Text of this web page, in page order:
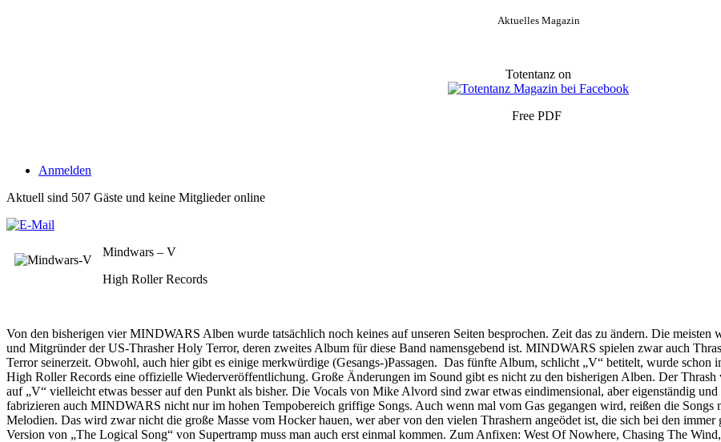
Aktuelles Magazin
Totentanz on
Free PDF
Anmelden
Aktuell sind 507 Gäste und keine Mitglieder online
Mindwars – V
High Roller Records
Von den bisherigen vier MINDWARS Alben wurde tatsächlich noch keines auf unseren Seiten besprochen. Zeit das zu ändern. Die
und Mitgründer der US-Thrasher Holy Terror, deren zweites Album für diese Band namensgebend ist. MINDWARS spielen zwar auch
Terror seinerzeit. Obwohl, auch hier gibt es einige merkwürdige (Gesangs-)Passagen. Das fünfte Album, schlicht „V“ betitelt, wurde schon
High Roller Records eine offizielle Wiederveröffentlichung. Große Änderungen im Sound gibt es nicht zu den bisherigen Alben. Der
auf „V“ vielleicht etwas besser auf den Punkt als bisher. Die Vocals von Mike Alvord sind zwar etwas eindimensional, aber eigenständig
fabrizieren auch MINDWARS nicht nur im hohen Tempobereich griffige Songs. Auch wenn mal vom Gas gegangen wird, reißen die Songs
Melodien. Das wird zwar nicht die große Masse vom Hocker hauen, wer aber von den vielen Thrashern angeödet ist, die sich bei den
Version von „The Logical Song“ von Supertramp muss man auch erst einmal kommen. Zum Anfixen: West Of Nowhere, Chasing The